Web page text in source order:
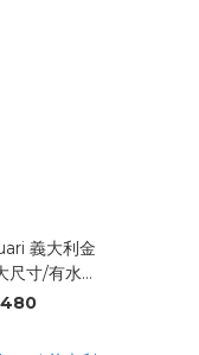
義大利金
尺寸/有水晶